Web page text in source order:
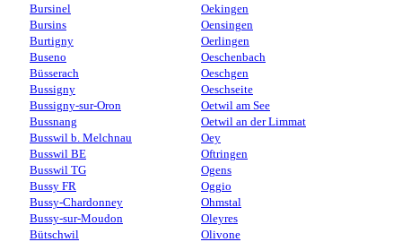
Bursinel
Bursins
Burtigny
Buseno
Büsserach
Bussigny
Bussigny-sur-Oron
Bussnang
Busswil b. Melchnau
Busswil BE
Busswil TG
Bussy FR
Bussy-Chardonney
Bussy-sur-Moudon
Bütschwil
Oekingen
Oensingen
Oerlingen
Oeschenbach
Oeschgen
Oeschseite
Oetwil am See
Oetwil an der Limmat
Oey
Oftringen
Ogens
Oggio
Ohmstal
Oleyres
Olivone